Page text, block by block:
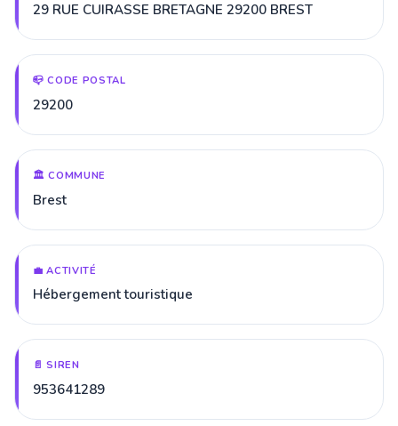
29 RUE CUIRASSE BRETAGNE 29200 BREST
📪 CODE POSTAL
29200
🏛️ COMMUNE
Brest
💼 ACTIVITÉ
Hébergement touristique
📄 SIREN
953641289